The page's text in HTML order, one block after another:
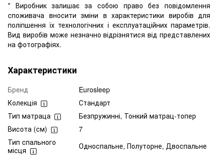
* Виробник залишає за собою право без повідомлення
споживача вносити зміни в характеристики виробів для
поліпшення їх технологічних і експлуатаційних параметрів.
Вид виробів може незначно відрізнятися від представлених
на фотографіях.
Характеристики
Бренд
Eurosleep
Колекція
Стандарт
Тип матраца
Безпружинні, Тонкий матрац-топер
Висота (см)
7
Тип спального
місця
Односпальне, Полуторне, Двоспальне